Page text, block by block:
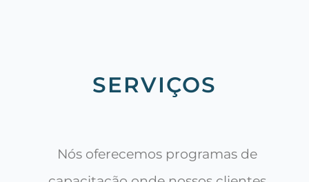
SERVIÇOS
Nós oferecemos programas de